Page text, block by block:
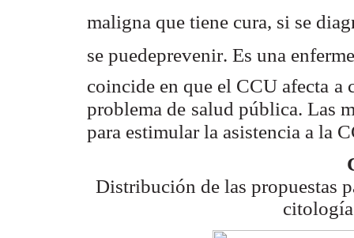
maligna que tiene cura, si se
se puedeprevenir. Es una
coincide en que el CCU afecta a
problema de salud pública. Las
para estimular la asistencia a la
Distribución de las propuestas